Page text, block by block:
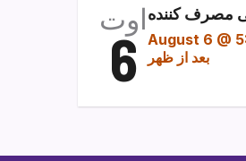
اوت
6
مصرف کننده
August 6 @
بعد از ظهر